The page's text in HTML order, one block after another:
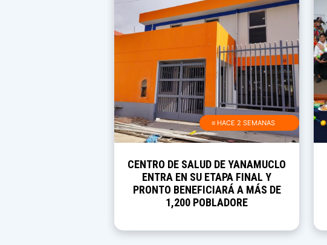
≡ HACE 2 SEMANAS
CENTRO DE SALUD DE YANAMUCLO
ENTRA EN SU ETAPA FINAL Y
PRONTO BENEFICIARÁ A MÁS DE
1,200 POBLADORE